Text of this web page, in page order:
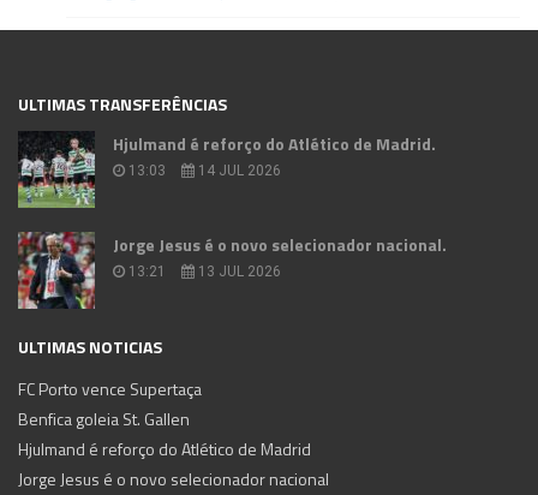
ULTIMAS TRANSFERÊNCIAS
Hjulmand é reforço do Atlético de Madrid.
13:03 14 JUL 2026
Jorge Jesus é o novo selecionador nacional.
13:21 13 JUL 2026
ULTIMAS NOTICIAS
FC Porto vence Supertaça
Benfica goleia St. Gallen
Hjulmand é reforço do Atlético de Madrid
Jorge Jesus é o novo selecionador nacional